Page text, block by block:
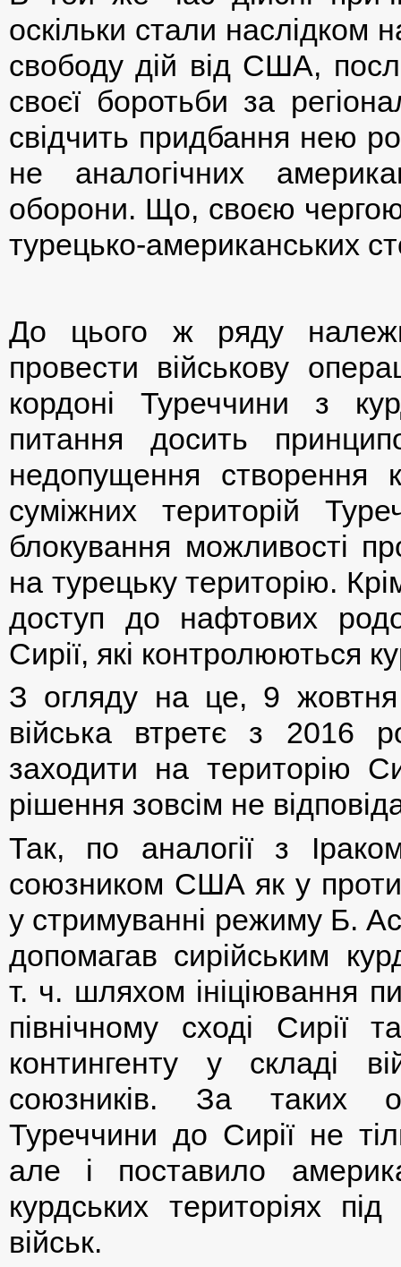
оскільки стали наслідком
свободу дій від США,
своєї боротьби за
свідчить придбання нею
не аналогічних
оборони. Що, своєю
турецько-американських
До цього ж ряду
провести військову
кордоні Туреччини з
питання досить
недопущення створення
суміжних територій
блокування можливості
на турецьку територію.
доступ до нафтових
Сирії, які контролюються
З огляду на це, 9 жовтня
війська втретє з 2016
заходити на територію
рішення зовсім не
Так, по аналогії з
союзником США як у
у стримуванні режиму Б.
допомагав сирійським
т. ч. шляхом ініціювання
північному сході Сирії
контингенту у складі
союзників. За таких
Туреччини до Сирії не
але і поставило
курдських територіях
військ.